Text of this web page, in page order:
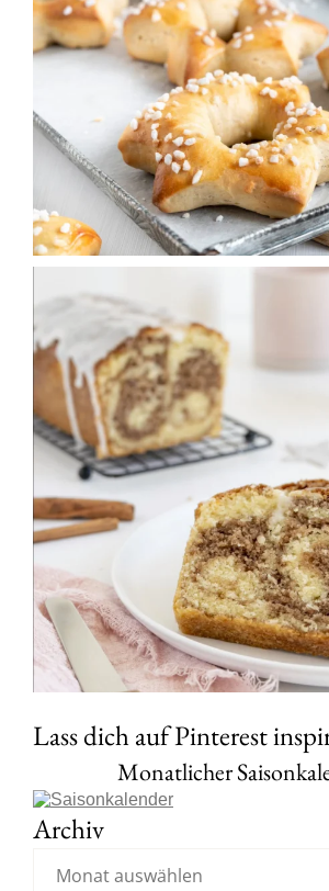
Lass dich auf Pinterest
Monatlicher
Archiv